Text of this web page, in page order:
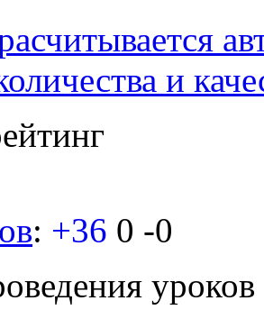
и
: +36 0 -0
уроков